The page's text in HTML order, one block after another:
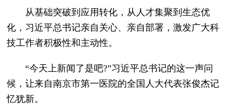
从基础突破到应用转化，从人才集聚到生态优
化，习近平总书记亲自关心、亲自部署，激发广大科
技工作者积极性和主动性。
“今天上新闻了是吧?”习近平总书记的这一声问
候，让来自南京市第一医院的全国人大代表张俊杰记
忆犹新。